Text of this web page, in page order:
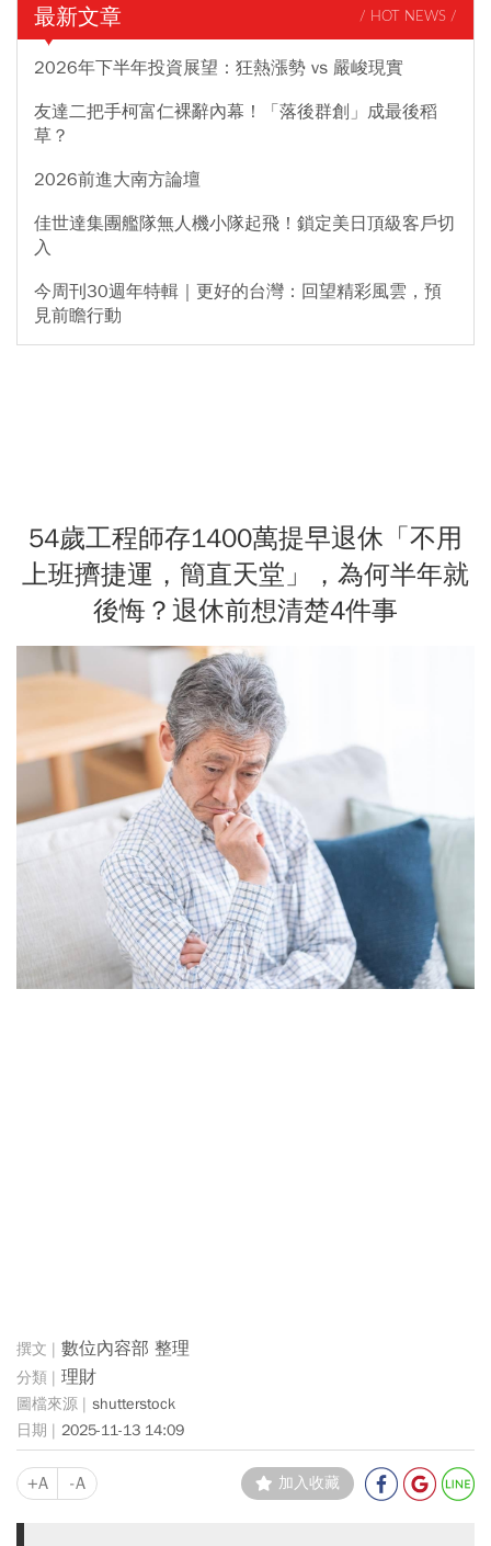
最新文章 / HOT NEWS /
2026年下半年投資展望：狂熱漲勢 vs 嚴峻現實
友達二把手柯富仁裸辭內幕！「落後群創」成最後稻
草？
2026前進大南方論壇
佳世達集團艦隊無人機小隊起飛！鎖定美日頂級客戶切
入
今周刊30週年特輯｜更好的台灣：回望精彩風雲，預
見前瞻行動
54歲工程師存1400萬提早退休「不用
上班擠捷運，簡直天堂」，為何半年就
後悔？退休前想清楚4件事
數位內容部 整理
理財
shutterstock
2025-11-13 14:09
+A -A 加入收藏